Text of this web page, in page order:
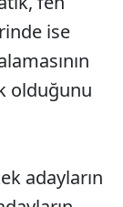
ise
olduğunu
adayların